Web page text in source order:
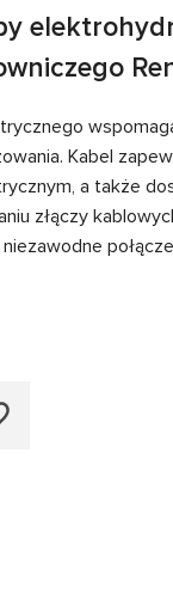
Kabel
a także
złączy